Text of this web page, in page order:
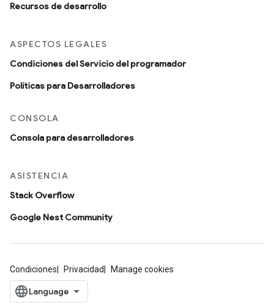
Recursos de desarrollo
ASPECTOS LEGALES
Condiciones del Servicio del programador
Políticas para Desarrolladores
CONSOLA
Consola para desarrolladores
ASISTENCIA
Stack Overflow
Google Nest Community
Condiciones Privacidad Manage cookies